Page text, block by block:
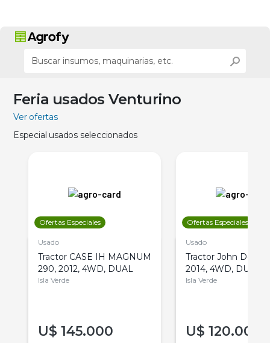
Feria usados Venturino
Ver ofertas
Especial usados seleccionados
Ofertas Especiales
Usado
Tractor CASE IH MAGNUM
290, 2012, 4WD, DUAL
Isla Verde
U$ 145.000
Ofertas Especiales
Usado
Tractor John Deere
2014, 4WD, DUAL
Isla Verde
U$ 120.000